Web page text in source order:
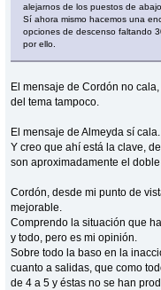
alejarnos de los puestos de
Sí ahora mismo hacemos una
opciones de descenso faltando
por ello.
El mensaje de Cordón no
del tema tampoco.
El mensaje de Almeyda sí cala.
Y creo que ahí está la clave,
son aproximadamente el
Cordón, desde mi punto de
mejorable.
Comprendo la situación que
y todo, pero es mi opinión.
Sobre todo la baso en la
cuanto a salidas, que como
de 4 a 5 y éstas no se han